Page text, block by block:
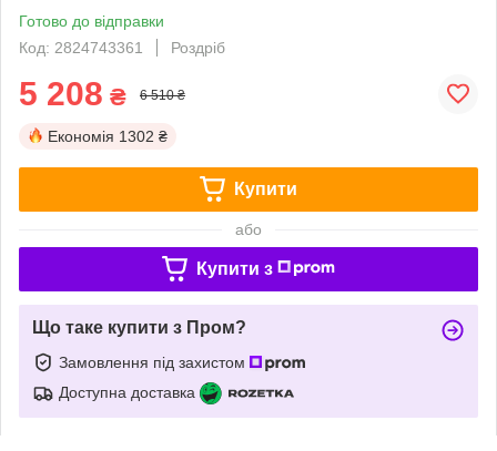
Готово до відправки
Код: 2824743361
Роздріб
5 208 ₴ 6 510 ₴
Економія 1302 ₴
Купити
або
Купити з
Що таке купити з Пром?
Замовлення під захистом
Доступна доставка